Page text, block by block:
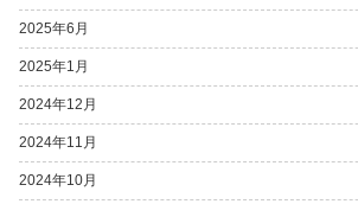
2025年6月
2025年1月
2024年12月
2024年11月
2024年10月